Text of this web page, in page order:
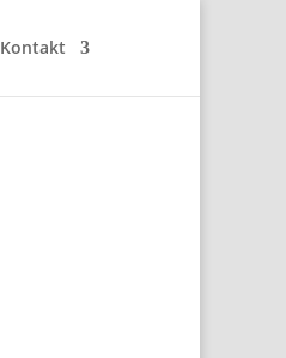
Kontakt